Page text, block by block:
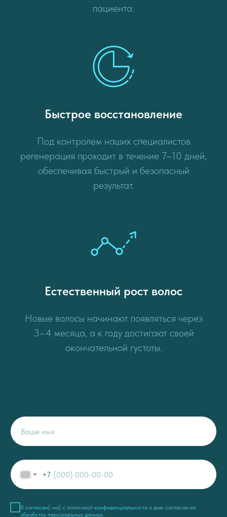
пациента.
Быстрое восстановление
Под контролем наших специалистов
регенерация проходит в течение 7–10 дней,
обеспечивая быстрый и безопасный
результат.
Естественный рост волос
Новые волосы начинают появляться через
3–4 месяца, а к году достигают своей
окончательной густоты.
+7
Я согласен(-на) c политикой конфиденциальности и даю согласие на
обработку персональных данных